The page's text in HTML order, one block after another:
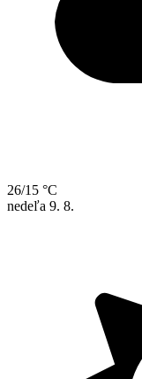
26/15 °C
nedeľa 9. 8.